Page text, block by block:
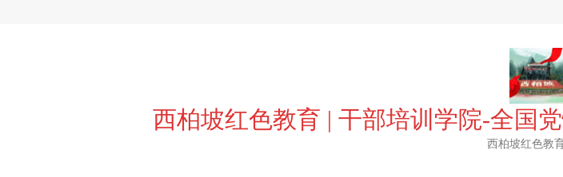
西柏坡红色教育 | 干部培训学院-全国
西柏坡红色教